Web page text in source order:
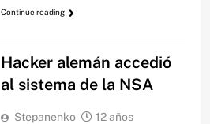
Continue reading
Hacker alemán accedió
al sistema de la NSA
Stepanenko
12 años